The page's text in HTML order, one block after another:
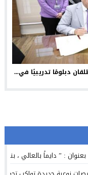
دبلومًا تدريبيًا في...
: ” دايماً بالعالي ،